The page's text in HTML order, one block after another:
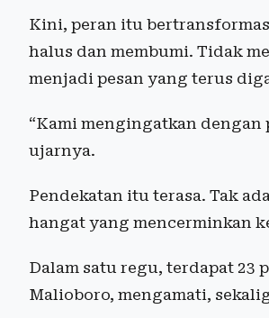
Kini, peran itu
halus dan membumi. Tidak
menjadi pesan yang terus
“Kami mengingatkan
ujarnya.
Pendekatan itu terasa. Tak
hangat yang mencerminkan
Dalam satu regu, terdapat
Malioboro, mengamati,